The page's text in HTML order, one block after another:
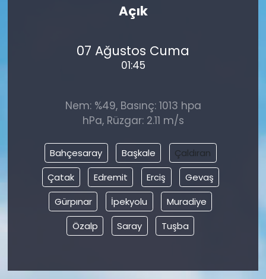
Açık
07 Ağustos Cuma
01:45
Nem: %49, Basınç: 1013 hpa
hPa, Rüzgar: 2.11 m/s
Bahçesaray Başkale
Çaldıran
Çatak
Edremit Erciş
Gevaş
Gürpınar
İpekyolu
Muradiye
Özalp
Saray Tuşba